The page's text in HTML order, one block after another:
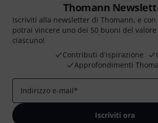
Thomann
Iscriviti alla newsletter di Thomann, e
potrai vincere uno dei 50 buoni del
ciascuno!
Contributi d'ispirazione
Approfondimenti
Indirizzo e-mail*
Iscriviti ora